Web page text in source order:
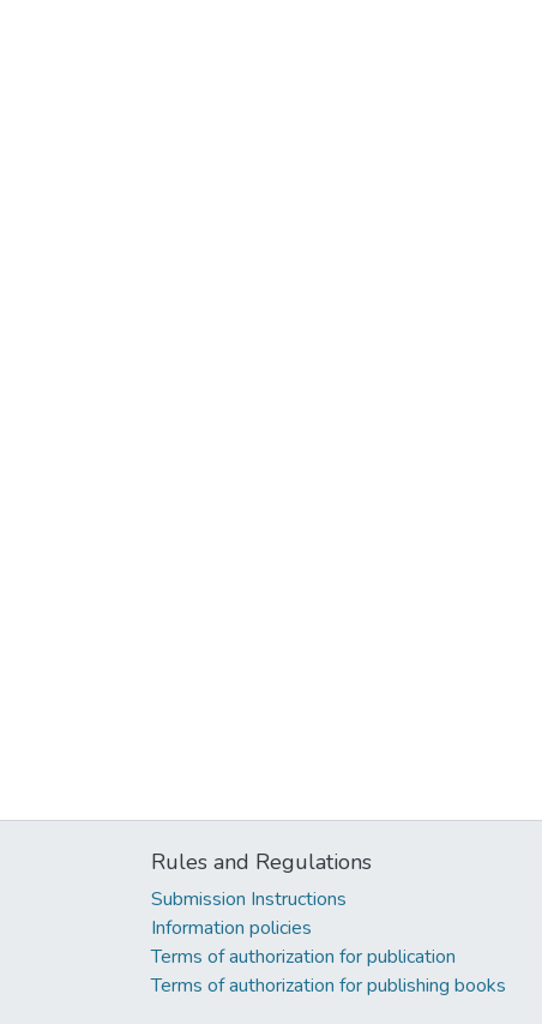
Rules and Regulations
Submission Instructions
Information policies
Terms of authorization for publication
Terms of authorization for publishing books